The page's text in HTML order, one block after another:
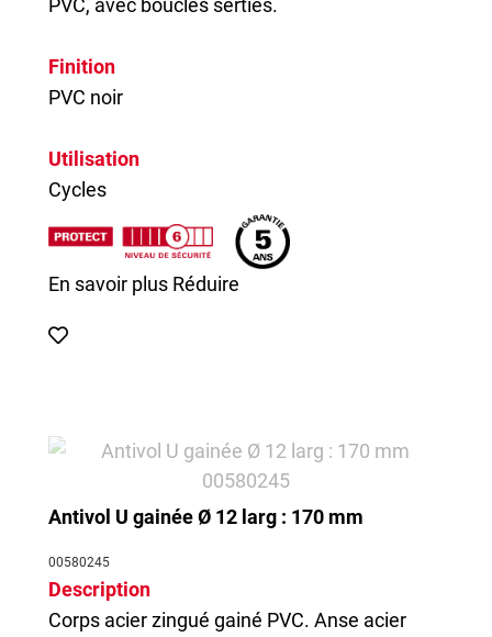
PVC, avec boucles serties.
Finition
PVC noir
Utilisation
Cycles
En savoir plus Réduire
Antivol U gainée Ø 12 larg : 170 mm
00580245
Description
Corps acier zingué gainé PVC. Anse acier